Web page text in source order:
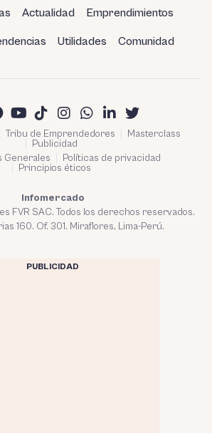
Actualidad Emprendimientos
Utilidades Comunidad
Tribu de Emprendedores
Masterclass
Publicidad
Generales
Políticas de privacidad
Principios éticos
Infomercado
FVR SAC. Todos los derechos reservados.
160. Of. 301. Miraflores, Lima-Perú.
PUBLICIDAD